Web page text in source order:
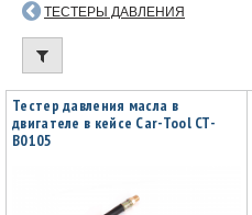
ТЕСТЕРЫ ДАВЛЕНИЯ
Тестер давления масла в
двигателе в кейсе Car-Tool CT-
B0105